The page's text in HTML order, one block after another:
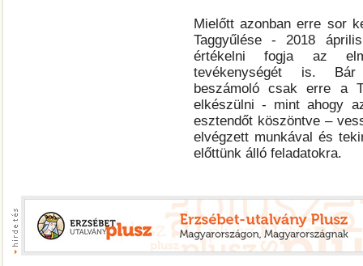
Mielőtt azonban erre sor
Taggyűlése - 2018
értékelni fogja az
tevékenységét is.
beszámoló csak erre a
elkészülni - mint ahogy
esztendőt köszöntve –
elvégzett munkával és
előttünk álló feladatokra.